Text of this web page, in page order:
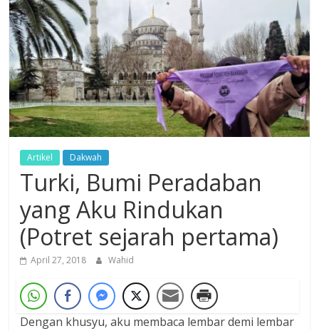
Dzikir,
Fikir,
Ikhtiar
Artikel Dakwah
Turki, Bumi Peradaban
yang Aku Rindukan
(Potret sejarah pertama)
April 27, 2018 Wahid
Dengan khusyu, aku membaca lembar demi lembar